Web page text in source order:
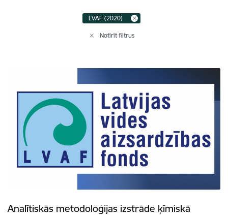
LVAF (2020)
Notīrīt filtrus
Analītiskās metodoloģijas izstrāde ķīmiskā